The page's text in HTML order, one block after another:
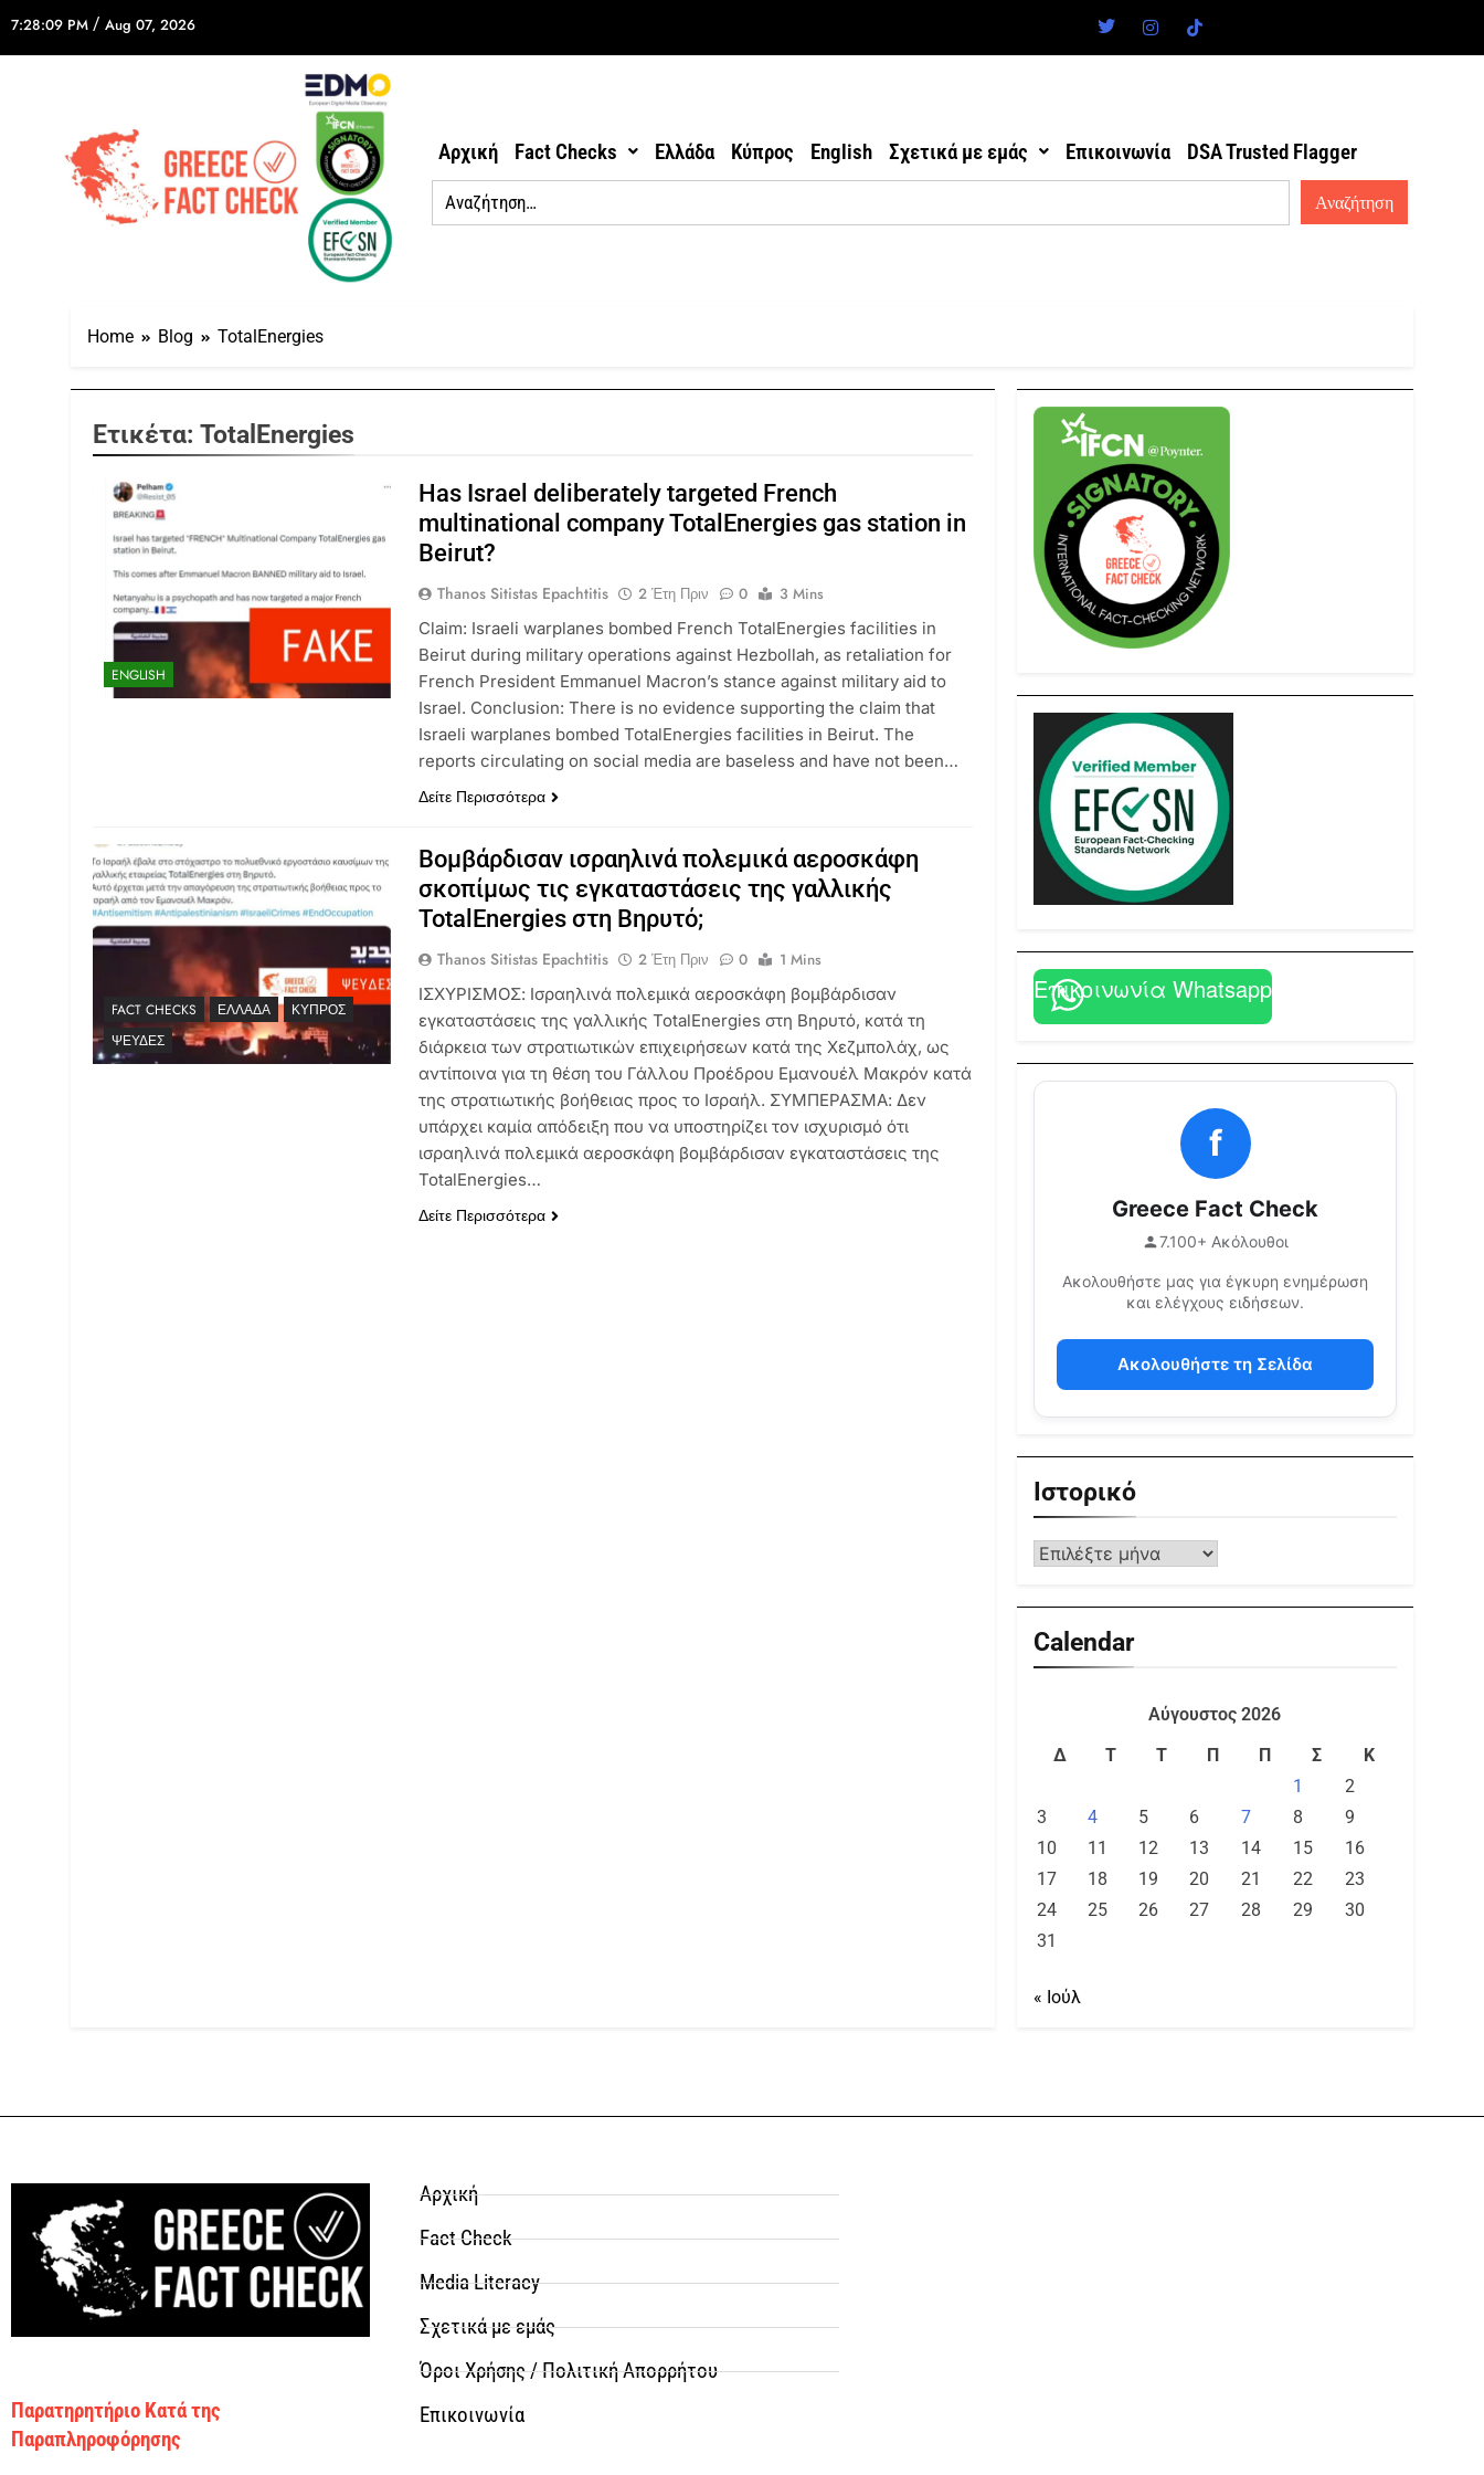
7:28:09 PM / Aug 07, 2026
Αρχική Fact Checks Ελλάδα Κύπρος English Σχετικά με εμάς Επικοινωνία DSA Trusted Flagger
Home Blog TotalEnergies
Ετικέτα: TotalEnergies
ENGLISH
Has Israel deliberately targeted French
multinational company TotalEnergies gas station in
Beirut?
Thanos Sitistas Epachtitis 2 Έτη Πριν 0
3 Mins
Claim: Israeli warplanes bombed French TotalEnergies facilities in
Beirut during military operations against Hezbollah, as retaliation for
French President Emmanuel Macron’s stance against military aid to
Israel. Conclusion: There is no evidence supporting the claim that
Israeli warplanes bombed TotalEnergies facilities in Beirut. The
reports circulating on social media are baseless and have not been…
Δείτε Περισσότερα
FACT CHECKS ΕΛΛΆΔΑ
ΚΎΠΡΟΣ
ΨΕΥΔΈΣ
Βομβάρδισαν ισραηλινά πολεμικά αεροσκάφη
σκοπίμως τις εγκαταστάσεις της γαλλικής
TotalEnergies στη Βηρυτό;
Thanos Sitistas Epachtitis 2 Έτη Πριν 0
1 Mins
ΙΣΧΥΡΙΣΜΟΣ: Ισραηλινά πολεμικά αεροσκάφη βομβάρδισαν
εγκαταστάσεις της γαλλικής TotalEnergies στη Βηρυτό, κατά τη
διάρκεια των στρατιωτικών επιχειρήσεων κατά της Χεζμπολάχ, ως
αντίποινα για τη θέση του Γάλλου Προέδρου Εμανουέλ Μακρόν κατά
της στρατιωτικής βοήθειας προς το Ισραήλ. ΣΥΜΠΕΡΑΣΜΑ: Δεν
υπάρχει καμία απόδειξη που να υποστηρίζει τον ισχυρισμό ότι
ισραηλινά πολεμικά αεροσκάφη βομβάρδισαν εγκαταστάσεις της
TotalEnergies…
Δείτε Περισσότερα
Επικοινωνία Whatsapp
f
Greece Fact Check
7.100+ Ακόλουθοι
Ακολουθήστε μας για έγκυρη ενημέρωση
και ελέγχους ειδήσεων.
Ακολουθήστε τη Σελίδα
Ιστορικό
Calendar
Αύγουστος 2026
Δ
Τ Τ Π Π Σ
Κ
1
2
3
4 5 6 7 8
9
10
11 12 13 14 15
16
17
18 19 20 21 22
23
24
25 26 27 28 29
30
31
« Ιούλ
Παρατηρητήριο Κατά της
Παραπληροφόρησης
Αρχική
Fact Check
Media Literacy
Σχετικά με εμάς
Όροι Χρήσης / Πολιτική Απορρήτου
Επικοινωνία